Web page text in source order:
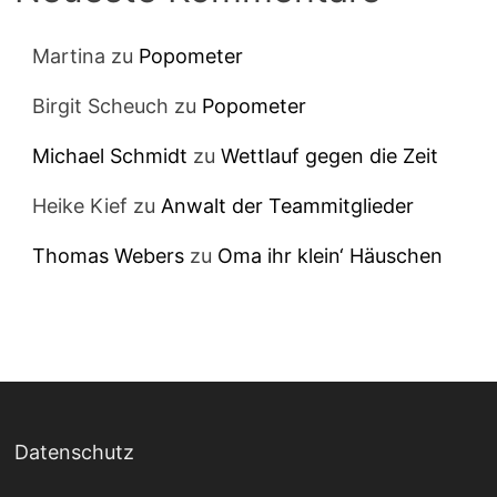
Martina zu Popometer
Birgit Scheuch zu Popometer
Michael Schmidt zuWettlauf gegen die Zeit
Heike Kief zu Anwalt der Teammitglieder
Thomas Webers zu Oma ihr klein‘ Häuschen
Datenschutz